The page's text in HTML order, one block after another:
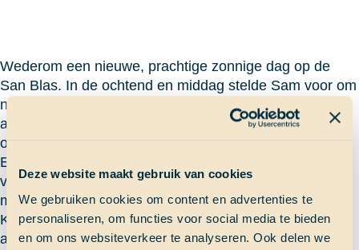
Deze website maakt gebruik van cookies
We gebruiken cookies om content en advertenties te
personaliseren, om functies voor social media te bieden
en om ons websiteverkeer te analyseren. Ook delen we
Wederom een nieuwe, prachtige zonnige dag op de
San Blas. In de ochtend en middag stelde Sam voor om
naar een rif te gaan. In de bijboot ga ik, met veertien
andere SaS’ers een stukje varen naar het rif dat tussen
ons eiland en een ander eiland ligt.
Eén voor één gaan we te water. Er zijn super veel
vissen, koraal en planten te zien. Op een gegeven
moment roept een mede-SaS’er: ´Een haai! Een haai!
Kom hier kijken, een haai!‘ Met z’n allen zwemmen wij
als gekken naar de plek waar een haai te zien is. Het is